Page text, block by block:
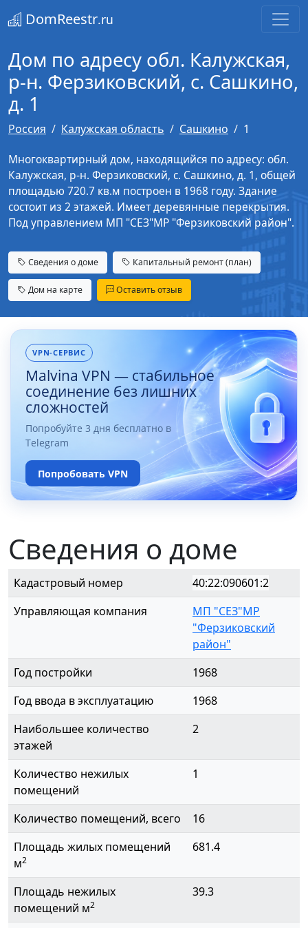
DomReestr.ru
Дом по адресу обл. Калужская,
р-н. Ферзиковский, с. Сашкино,
д. 1
Россия Калужская область Сашкино
1
Многоквартирный дом, находящийся по адресу: обл.
Калужская, р-н. Ферзиковский, с. Сашкино, д. 1, общей
площадью 720.7 кв.м построен в 1968 году. Здание
состоит из 2 этажей. Имеет деревянные перекрытия.
Под управлением МП "СЕЗ"МР "Ферзиковский район".
Сведения о доме Капитальный ремонт (план)
Дом на карте Оставить отзыв
VPN-СЕРВИС
Malvina VPN — стабильное
соединение без лишних
сложностей
Попробуйте 3 дня бесплатно в
Telegram
Попробовать VPN
Сведения о доме
Кадастровый номер
40:22:090601:2
Управляющая компания
МП "СЕЗ"МР
"Ферзиковский
район"
Год постройки
1968
Год ввода в эксплуатацию
1968
Наибольшее количество
этажей
2
Количество нежилых
помещений
1
Количество помещений, всего
16
Площадь жилых помещений
м2
681.4
Площадь нежилых
помещений м2
39.3